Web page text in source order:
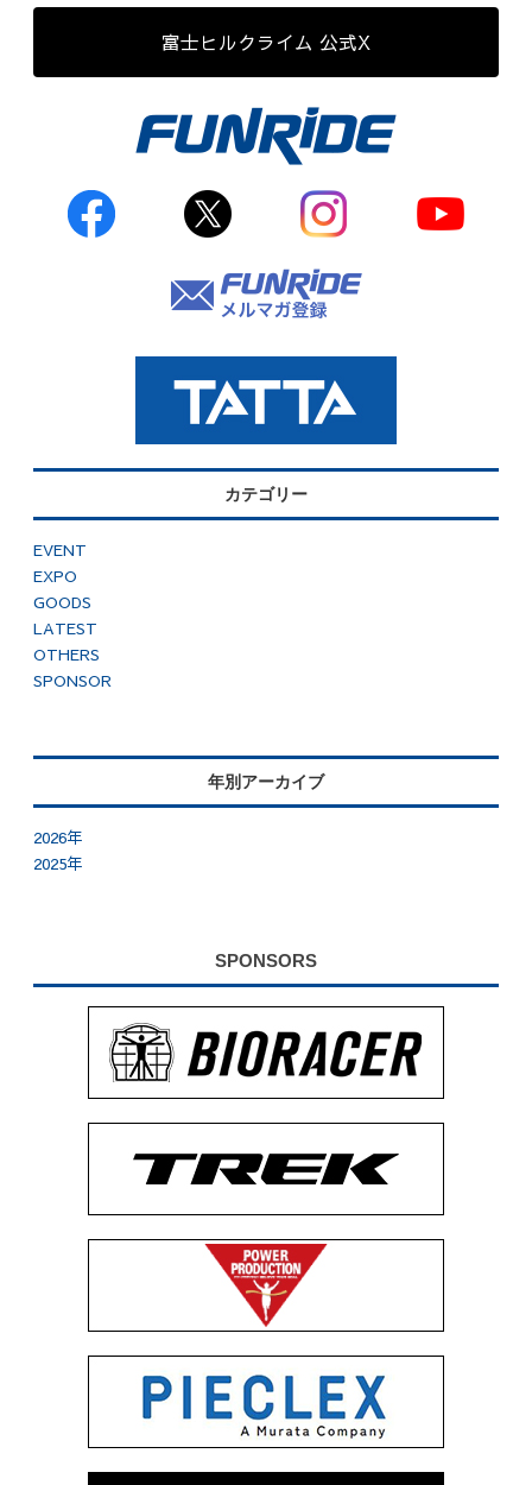
富士ヒルクライム 公式X
カテゴリー
EVENT
EXPO
GOODS
LATEST
OTHERS
SPONSOR
年別アーカイブ
2026年
2025年
SPONSORS